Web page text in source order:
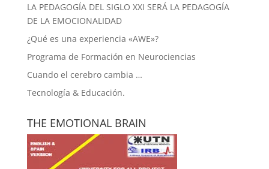
LA PEDAGOGÍA DEL SIGLO XXI SERÁ LA PEDAGOGÍA
DE LA EMOCIONALIDAD
¿Qué es una experiencia «AWE»?
Programa de Formación en Neurociencias
Cuando el cerebro cambia …
Tecnología & Educación.
THE EMOTIONAL BRAIN